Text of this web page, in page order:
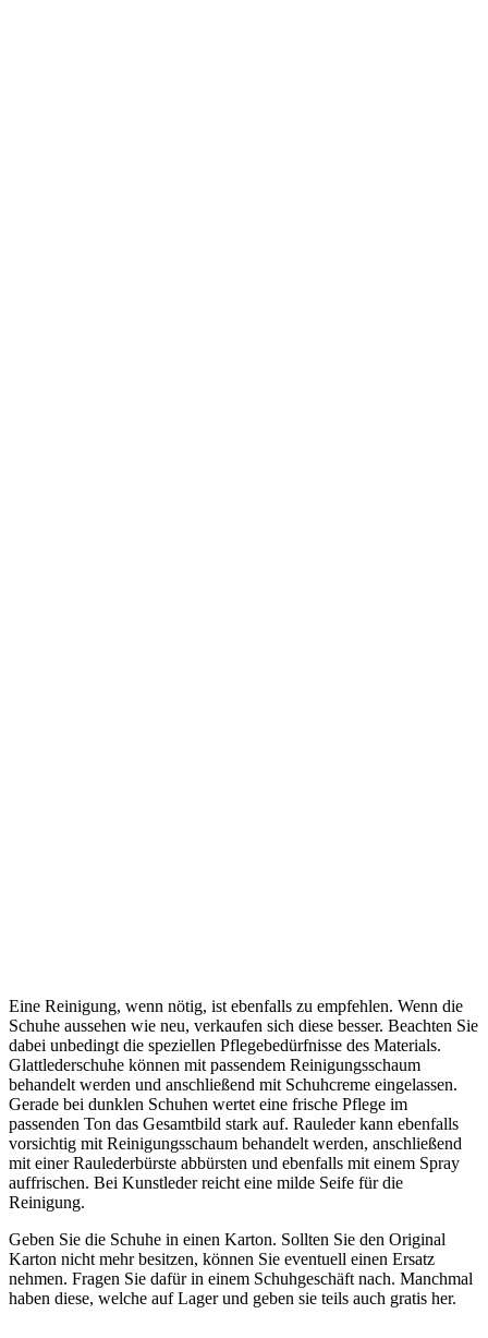
Eine Reinigung, wenn nötig, ist ebenfalls zu empfehlen. Wenn die
Schuhe aussehen wie neu, verkaufen sich diese besser. Beachten Sie
dabei unbedingt die speziellen Pflegebedürfnisse des Materials.
Glattlederschuhe können mit passendem Reinigungsschaum
behandelt werden und anschließend mit Schuhcreme eingelassen.
Gerade bei dunklen Schuhen wertet eine frische Pflege im
passenden Ton das Gesamtbild stark auf. Rauleder kann ebenfalls
vorsichtig mit Reinigungsschaum behandelt werden, anschließend
mit einer Raulederbürste abbürsten und ebenfalls mit einem Spray
auffrischen. Bei Kunstleder reicht eine milde Seife für die
Reinigung.
Geben Sie die Schuhe in einen Karton. Sollten Sie den Original
Karton nicht mehr besitzen, können Sie eventuell einen Ersatz
nehmen. Fragen Sie dafür in einem Schuhgeschäft nach. Manchmal
haben diese, welche auf Lager und geben sie teils auch gratis her.